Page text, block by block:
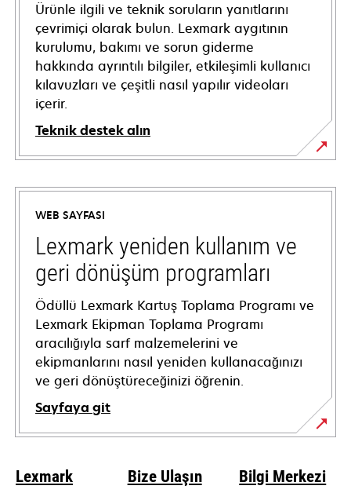
Ürünle ilgili ve teknik soruların yanıtlarını
çevrimiçi olarak bulun. Lexmark aygıtının
kurulumu, bakımı ve sorun giderme
hakkında ayrıntılı bilgiler, etkileşimli kullanıcı
kılavuzları ve çeşitli nasıl yapılır videoları
içerir.
Teknik destek alın
opens
in
new
tab
WEB SAYFASI
Lexmark yeniden kullanım ve
geri dönüşüm programları
Ödüllü Lexmark Kartuş Toplama Programı ve
Lexmark Ekipman Toplama Programı
aracılığıyla sarf malzemelerini ve
ekipmanlarını nasıl yeniden kullanacağınızı
ve geri dönüştüreceğinizi öğrenin.
Sayfaya git
Lexmark Bize Ulaşın Bilgi Merkezi